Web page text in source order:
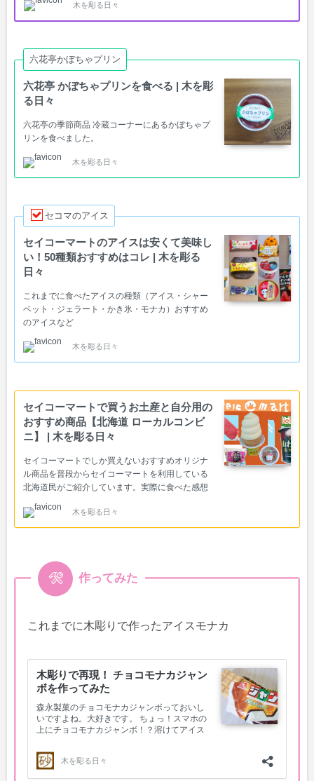
木を彫る日々
六花亭かぼちゃプリン
六花亭 かぼちゃプリンを食べる | 木を彫
る日々
六花亭の季節商品 冷蔵コーナーにあるかぼちゃプ
リンを食べました。
木を彫る日々
セコマのアイス
セイコーマートのアイスは安くて美味し
い！50種類おすすめはコレ | 木を彫る
日々
これまでに食べたアイスの種類（アイス・シャー
ベット・ジェラート・かき氷・モナカ）おすすめ
のアイスなど
木を彫る日々
セイコーマートで買うお土産と自分用の
おすすめ商品【北海道 ローカルコンビ
ニ】 | 木を彫る日々
セイコーマートでしか買えないおすすめオリジナ
ル商品を普段からセイコーマートを利用している
北海道民がご紹介しています。実際に食べた感想
木を彫る日々
作ってみた
これまでに木彫りで作ったアイスモナカ